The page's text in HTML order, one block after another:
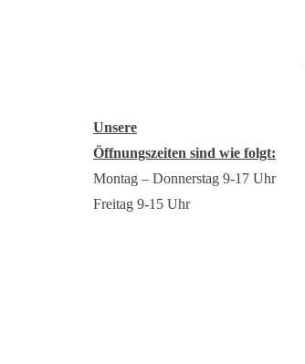
Unsere
Öffnungszeiten sind wie folgt:
Montag – Donnerstag 9-17 Uhr
Freitag 9-15 Uhr